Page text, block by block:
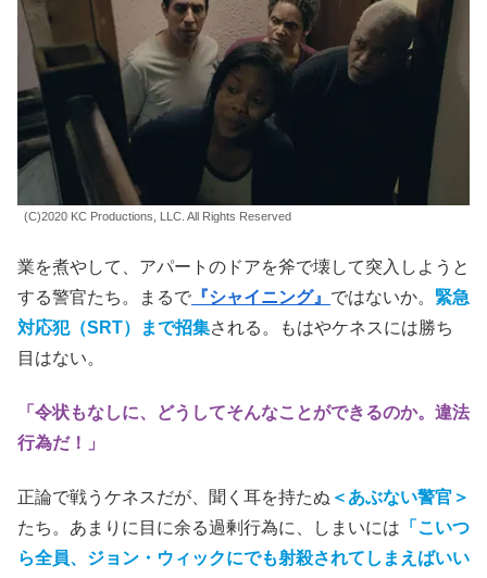
(C)2020 KC Productions, LLC. All Rights Reserved
業を煮やして、アパートのドアを斧で壊して突入しようと
する警官たち。まるで 『シャイニング』 ではないか。 緊急
対応犯（SRT）まで招集される。もはやケネスには勝ち
目はない。
「令状もなしに、どうしてそんなことができるのか。違法
行為だ！」
正論で戦うケネスだが、聞く耳を持たぬ ＜あぶない警官＞
たち。あまりに目に余る過剰行為に、しまいには 「こいつ
ら全員、ジョン・ウィックにでも射殺されてしまえばいい